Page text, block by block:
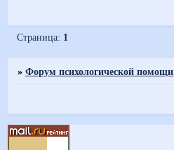
Страница: 1
»Форум психологической помощи